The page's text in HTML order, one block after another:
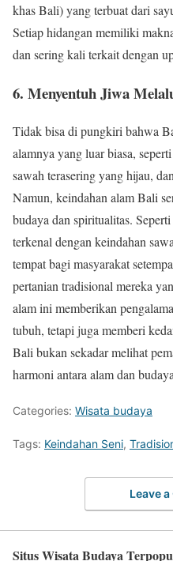
khas Bali) yang terbuat dari
Setiap hidangan memiliki
dan sering kali terkait dengan
6. Menyentuh Jiwa
Tidak bisa di pungkiri bahwa
alamnya yang luar biasa,
sawah terasering yang hijau,
Namun, keindahan alam Bali
budaya dan spiritualitas.
terkenal dengan keindahan
tempat bagi masyarakat
pertanian tradisional mereka
alam ini memberikan
tubuh, tetapi juga memberi
Bali bukan sekadar melihat
harmoni antara alam dan
Categories: Wisata budaya
Tags: Keindahan Seni,
Leave
Situs Wisata Budaya